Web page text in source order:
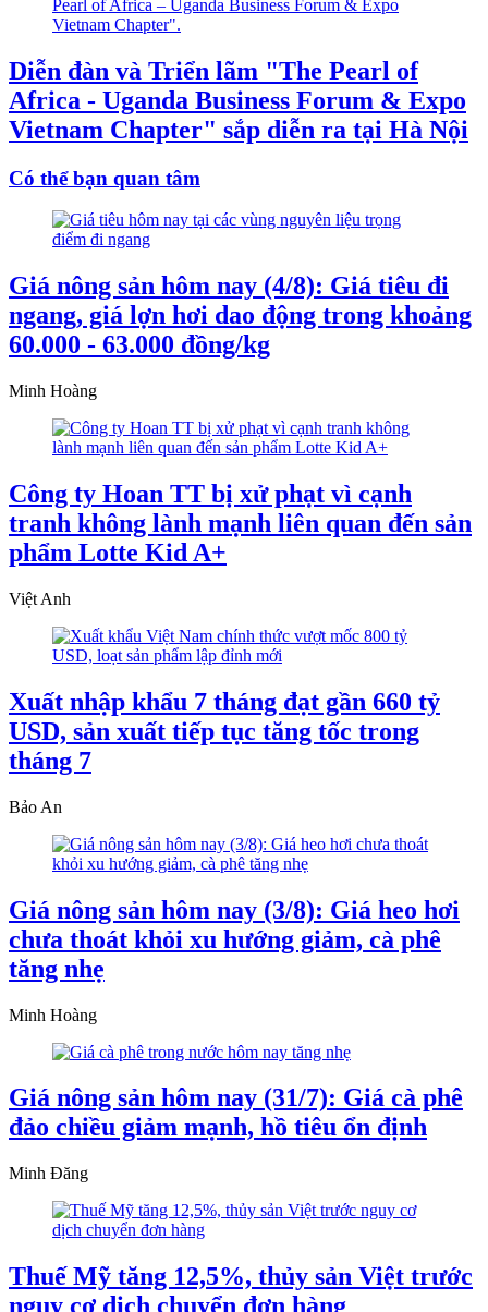
Diễn đàn và Triển lãm "The Pearl of
Africa - Uganda Business Forum & Expo
Vietnam Chapter" sắp diễn ra tại Hà Nội
Có thể bạn quan tâm
Giá nông sản hôm nay (4/8): Giá tiêu đi
ngang, giá lợn hơi dao động trong khoảng
60.000 - 63.000 đồng/kg
Minh Hoàng
Công ty Hoan TT bị xử phạt vì cạnh
tranh không lành mạnh liên quan đến sản
phẩm Lotte Kid A+
Việt Anh
Xuất nhập khẩu 7 tháng đạt gần 660 tỷ
USD, sản xuất tiếp tục tăng tốc trong
tháng 7
Bảo An
Giá nông sản hôm nay (3/8): Giá heo hơi
chưa thoát khỏi xu hướng giảm, cà phê
tăng nhẹ
Minh Hoàng
Giá nông sản hôm nay (31/7): Giá cà phê
đảo chiều giảm mạnh, hồ tiêu ổn định
Minh Đăng
Thuế Mỹ tăng 12,5%, thủy sản Việt trước
nguy cơ dịch chuyển đơn hàng